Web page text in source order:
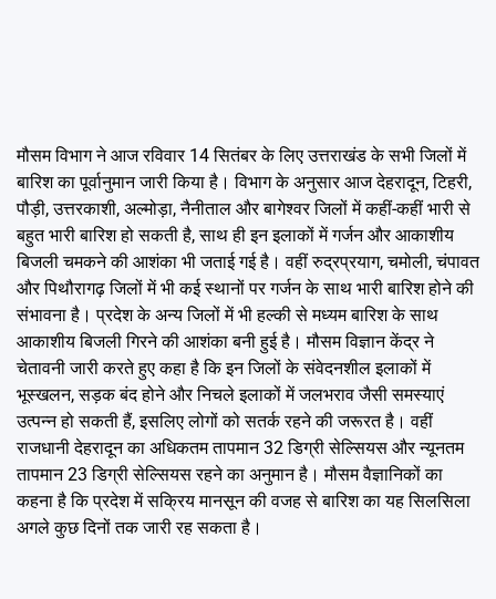
मौसम विभाग ने आज रविवार 14 सितंबर के लिए उत्तराखंड के सभी जिलों में
बारिश का पूर्वानुमान जारी किया है। विभाग के अनुसार आज देहरादून, टिहरी,
पौड़ी, उत्तरकाशी, अल्मोड़ा, नैनीताल और बागेश्वर जिलों में कहीं-कहीं भारी से
बहुत भारी बारिश हो सकती है, साथ ही इन इलाकों में गर्जन और आकाशीय
बिजली चमकने की आशंका भी जताई गई है। वहीं रुद्रप्रयाग, चमोली, चंपावत
और पिथौरागढ़ जिलों में भी कई स्थानों पर गर्जन के साथ भारी बारिश होने की
संभावना है। प्रदेश के अन्य जिलों में भी हल्की से मध्यम बारिश के साथ
आकाशीय बिजली गिरने की आशंका बनी हुई है। मौसम विज्ञान केंद्र ने
चेतावनी जारी करते हुए कहा है कि इन जिलों के संवेदनशील इलाकों में
भूस्खलन, सड़क बंद होने और निचले इलाकों में जलभराव जैसी समस्याएं
उत्पन्न हो सकती हैं, इसलिए लोगों को सतर्क रहने की जरूरत है। वहीं
राजधानी देहरादून का अधिकतम तापमान 32 डिग्री सेल्सियस और न्यूनतम
तापमान 23 डिग्री सेल्सियस रहने का अनुमान है। मौसम वैज्ञानिकों का
कहना है कि प्रदेश में सक्रिय मानसून की वजह से बारिश का यह सिलसिला
अगले कुछ दिनों तक जारी रह सकता है।